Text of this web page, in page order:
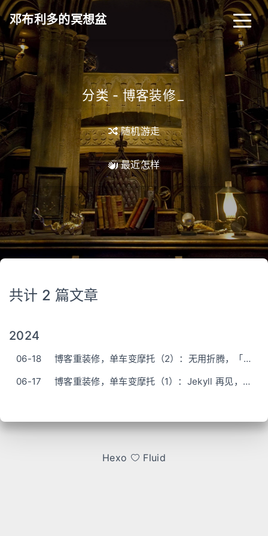
邓布利多的冥想盆
分类 - 博客装修 _
随机游走
最近怎样
共计 2 篇文章
2024
06-18
博客重装修，单车变摩托（2）：无用折腾，「肝」之如饴🤣
06-17
博客重装修，单车变摩托（1）：Jekyll 再见，Hexo 你好
Hexo Fluid